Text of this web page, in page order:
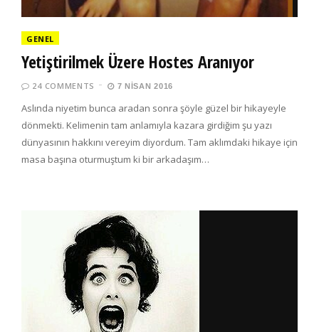
GENEL
Yetiştirilmek Üzere Hostes Aranıyor
24 COMMENTS 7 NISAN 2016
Aslında niyetim bunca aradan sonra şöyle güzel bir hikayeyle
dönmekti. Kelimenin tam anlamıyla kazara girdiğim şu yazı
dünyasının hakkını vereyim diyordum. Tam aklımdaki hikaye için
masa başına oturmuştum ki bir arkadaşım…